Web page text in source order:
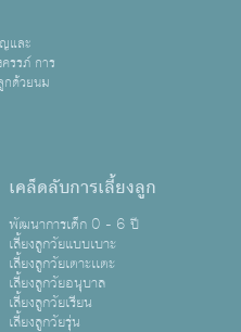
และ
รรภ์ การ
กด้วยนม
เคล็ดลับการเลี้ยงลูก
พัฒนาการเด็ก 0 - 6 ปี
เลี้ยงลูกวัยแบบเบาะ
เลี้ยงลูกวัยเตาะเเตะ
เลี้ยงลูกวัยอนุบาล
เลี้ยงลูกวัยเรียน
เลี้ยงลูกวัยรุ่น